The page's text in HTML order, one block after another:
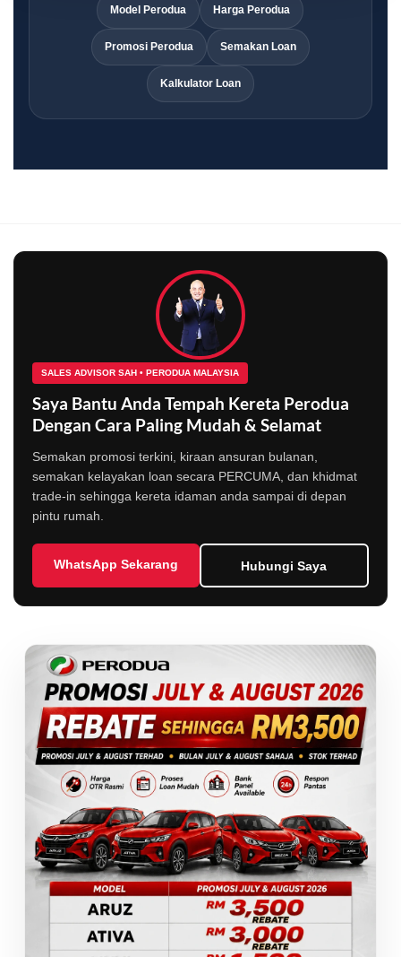
Model Perodua Harga Perodua
Promosi Perodua Semakan Loan
Kalkulator Loan
SALES ADVISOR SAH • PERODUA MALAYSIA
Saya Bantu Anda Tempah Kereta Perodua
Dengan Cara Paling Mudah & Selamat
Semakan promosi terkini, kiraan ansuran bulanan,
semakan kelayakan loan secara PERCUMA, dan khidmat
trade-in sehingga kereta idaman anda sampai di depan
pintu rumah.
WhatsApp Sekarang Hubungi Saya